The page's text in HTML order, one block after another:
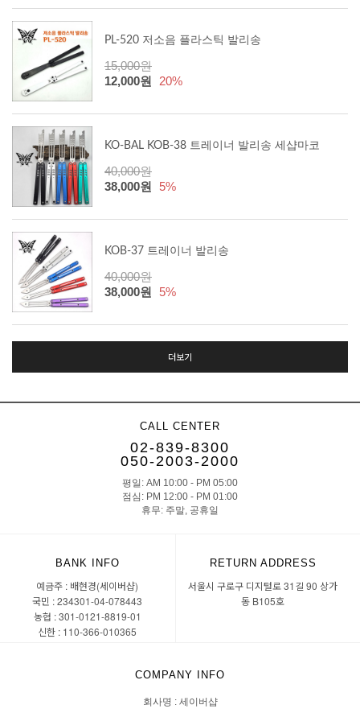
PL-520 저소음 플라스틱 발리송
15,000원
12,000원
20%
KO-BAL KOB-38 트레이너 발리송 세샵마코
40,000원
38,000원
5%
KOB-37 트레이너 발리송
40,000원
38,000원
5%
더보기
CALL CENTER
02-839-8300
050-2003-2000
평일: AM 10:00 - PM 05:00
점심: PM 12:00 - PM 01:00
휴무: 주말, 공휴일
BANK INFO
예금주 : 배현경(세이버샵)
국민 : 234301-04-078443
농협 : 301-0121-8819-01
신한 : 110-366-010365
RETURN ADDRESS
서울시 구로구 디지털로 31길 90 상가
동 B105호
COMPANY INFO
회사명 : 세이버샵